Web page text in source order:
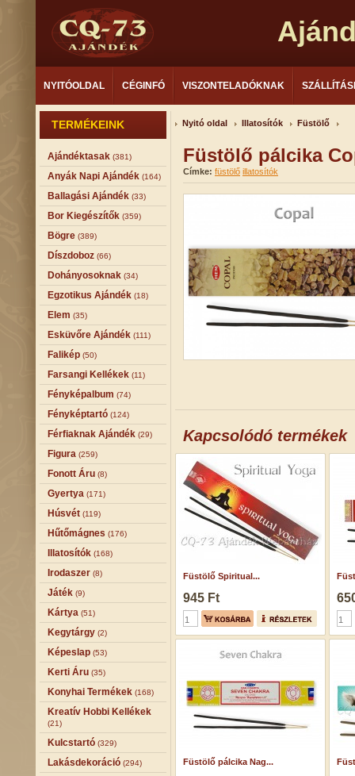
NYITÓOLDAL CÉGINFÓ VISZONTELADÓKNAK
TERMÉKEINK
Ajándéktasak (381)
Anyák Napi Ajándék (164)
Ballagási Ajándék (33)
Bor Kiegészítők (359)
Bögre (389)
Díszdoboz (66)
Dohányosoknak (34)
Egzotikus Ajándék (18)
Elem (35)
Esküvőre Ajándék (111)
Falikép (50)
Farsangi Kellékek (11)
Fényképalbum (74)
Fényképtartó (124)
Férfiaknak Ajándék (29)
Figura (259)
Fonott Áru (8)
Gyertya (171)
Húsvét (119)
Hűtőmágnes (176)
Illatosítók (168)
Irodaszer (8)
Játék (9)
Kártya (51)
Kegytárgy (2)
Képeslap (53)
Kerti Áru (35)
Konyhai Termékek (168)
Kreatív Hobbi Kellékek
(21)
Kulcstartó (329)
Lakásdekoráció (294)
Nyitó oldal Illatosítók Füstölő
Füstölő pálcika
Címke: füstölő illatosítók
Kapcsolódó termékek
Füstölő Spiritual...
945 Ft
Füstölő pálcika Nag...